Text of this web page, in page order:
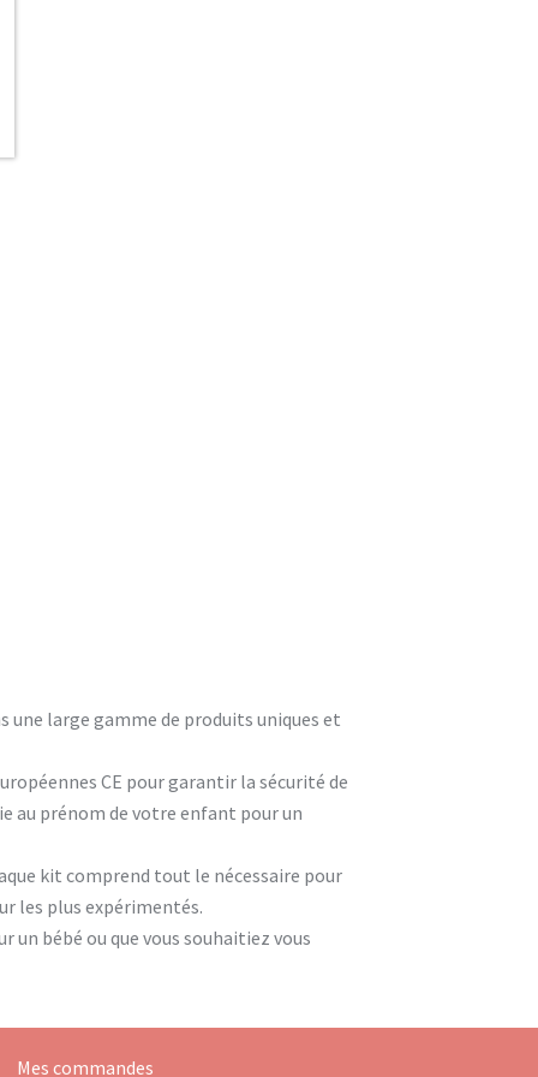
une large gamme de produits uniques et
CE pour garantir la sécurité de
au prénom de votre enfant pour un
kit comprend tout le nécessaire pour
les plus expérimentés.
un bébé ou que vous souhaitiez vous
Mes commandes